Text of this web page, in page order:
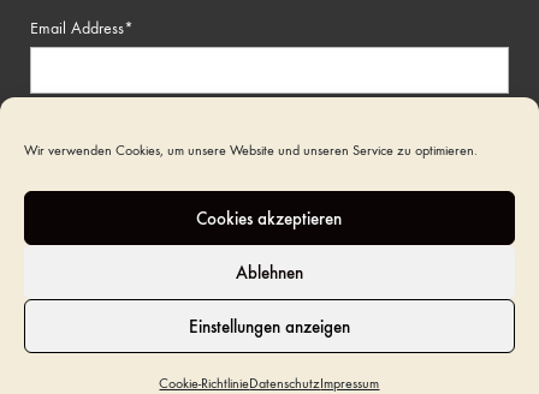
Wir verwenden Cookies, um unsere Website und unseren Service zu optimieren.
Cookies akzeptieren
Ablehnen
Einstellungen anzeigen
Cookie-RichtlinieDatenschutzImpressum
Email Address*
©2022 Art Funeral. All rights reserved